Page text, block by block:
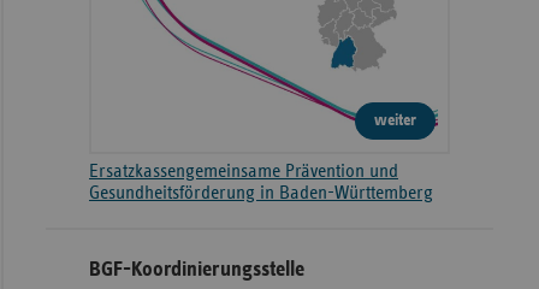
weiter
Ersatzkassengemeinsame Prävention und
Gesundheitsförderung in Baden-Württemberg
BGF-Koordinierungsstelle